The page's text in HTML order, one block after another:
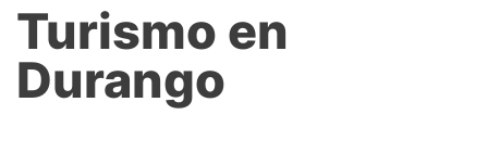
Turismo en
Durango